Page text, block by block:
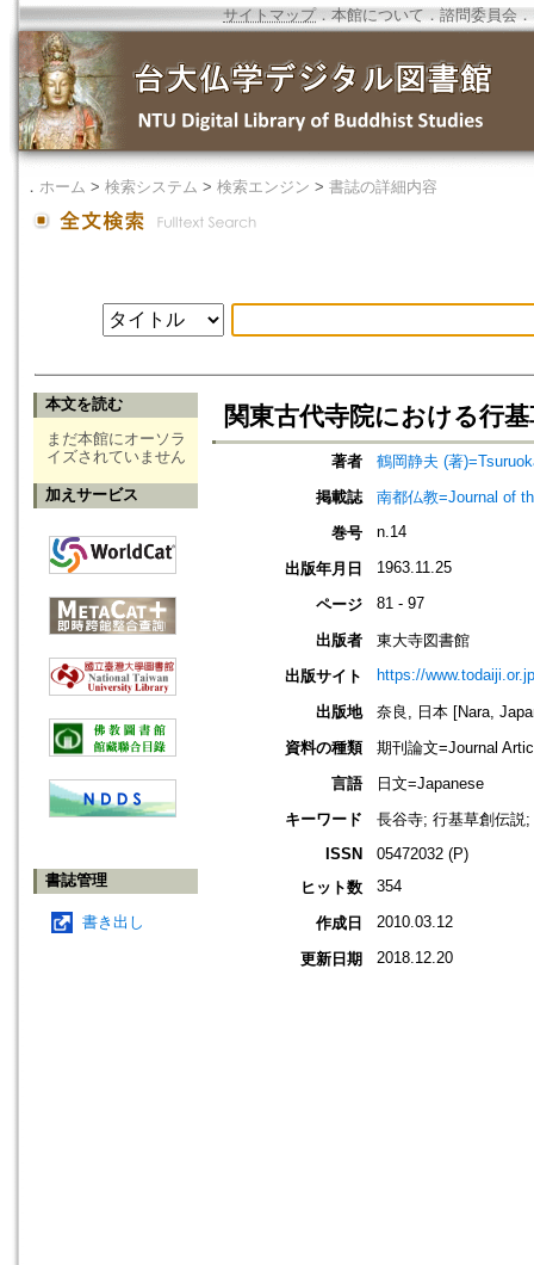
サイトマップ．本館について ． 諮問委員会 ．
． ホーム > 検索システム > 検索エンジン > 書誌の詳細内容
本文を読む
まだ本館にオーソラ
イズされていません
加えサービス
書誌管理
書き出し
関東古代寺院における行
著者
鶴岡静夫 (著
掲載誌
南都仏教=Journal of
巻号
n.14
出版年月日 1963.11.25
ページ 81 - 97
出版者
東大寺図書館
出版サイト
https://
出版地
奈良, 日本 [Nara,
資料の種類
期刊論文=Journal
言語
日文=Japanese
キーワード
長谷寺; 行基草創伝説
ISSN
05472032 (P)
ヒット数
354
作成日 2010.03.12
更新日期 2018.12.20